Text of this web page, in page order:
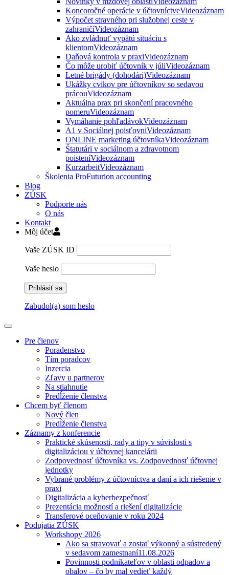
Koncoročné operácie v účtovníctveVideozáznam
Výpočet stravného pri služobnej ceste v
zahraničíVideozáznam
Ako zvládnuť vypätú situáciu s
klientomVideozáznam
Daňová kontrola v praxiVideozáznam
Čo môže urobiť účtovník v júliVideozáznam
Letné brigády (dohodári)Videozáznam
Ukážky cvikov pre účtovníkov so sedavou
prácouVideozáznam
Aktuálna prax pri skončení pracovného
pomeruVideozáznam
Vymáhanie pohľadávokVideozáznam
A1 v Sociálnej poisťovniVideozáznam
ONLINE marketing účtovníkaVideozáznam
Štatutári v sociálnom a zdravotnom
poisteníVideozáznam
KurzarbeitVideozáznam
Školenia ProFuturion accounting
Blog
ZÚSK
Podporte nás
O nás
Kontakt
Môj účet
Vaše ZÚSK ID
Vaše heslo
Zabudol(a) som heslo
Pre členov
Poradenstvo
Tím poradcov
Inzercia
Zľavy u partnerov
Na stiahnutie
Predĺženie členstva
Chcem byť členom
Nový člen
Predĺženie členstva
Záznamy z konferencie
Praktické skúsenosti, rady a tipy v súvislosti s
digitalizáciou v účtovnej kancelárii
Zodpovednosť účtovníka vs. Zodpovednosť účtovnej
jednotky
Vybrané problémy z účtovníctva a daní a ich riešenie v
praxi
Digitalizácia a kyberbezpečnosť
Prezentácia možností a riešení digitalizácie
Transferové oceňovanie v roku 2024
Podujatia ZÚSK
Workshopy 2026
Ako sa stravovať a zostať výkonný a sústredený
v sedavom zamestnaní11.08.2026
Povinnosti podnikateľov v oblasti odpadov a
obalov – čo by mal vedieť každý